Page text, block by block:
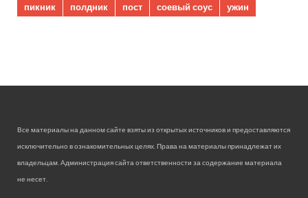
пикник
полдник пост соевый соус ужин
Все материалы на данном сайте взяты из открытых источников и предоставляются
исключительно в ознакомительных целях. Права на материалы принадлежат их
владельцам. Администрация сайта ответственности за содержание материала
не несет.